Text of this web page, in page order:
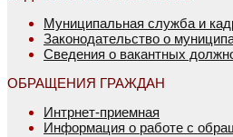
Муниципальная служба и
Законодательство о
Сведения о вакантных
ОБРАЩЕНИЯ ГРАЖДАН
Интрнет-приемная
Информация о работе с